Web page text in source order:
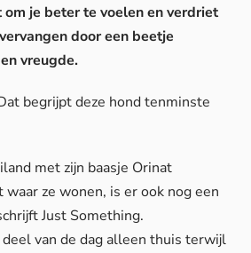
je beter te voelen en verdriet
door een beetje
vreugde.
begrijpt deze hond tenminste
met zijn baasje Orinat
ze wonen, is er ook nog een
Just Something.
van de dag alleen thuis terwijl